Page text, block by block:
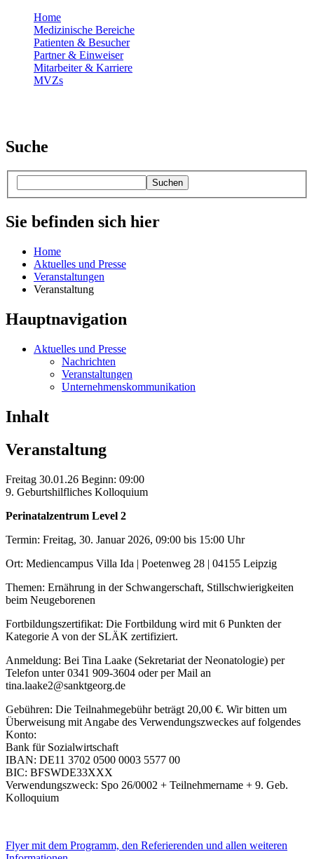
Home
Medizinische Bereiche
Patienten & Besucher
Partner & Einweiser
Mitarbeiter & Karriere
MVZs
Suche
Suchen
Sie befinden sich hier
Home
Aktuelles und Presse
Veranstaltungen
Veranstaltung
Hauptnavigation
Aktuelles und Presse
Nachrichten
Veranstaltungen
Unternehmenskommunikation
Inhalt
Veranstaltung
Freitag 30.01.26 Beginn: 09:00
9. Geburtshilfliches Kolloquium
Perinatalzentrum Level 2
Termin: Freitag, 30. Januar 2026, 09:00 bis 15:00 Uhr
Ort: Mediencampus Villa Ida | Poetenweg 28 | 04155 Leipzig
Themen: Ernährung in der Schwangerschaft, Stillschwierigkeiten
beim Neugeborenen
Fortbildungszertifikat: Die Fortbildung wird mit 6 Punkten der
Kategorie A von der SLÄK zertifiziert.
Anmeldung: Bei Tina Laake (Sekretariat der Neonatologie) per
Telefon unter 0341 909-3604 oder per Mail an
tina.laake2@sanktgeorg.de
Gebühren: Die Teilnahmegebühr beträgt 20,00 €. Wir bitten um
Überweisung mit Angabe des Verwendungszweckes auf folgendes
Konto:
Bank für Sozialwirtschaft
IBAN: DE11 3702 0500 0003 5577 00
BIC: BFSWDE33XXX
Verwendungszweck: Spo 26/0002 + Teilnehmername + 9. Geb.
Kolloquium
Flyer mit dem Programm, den Referierenden und allen weiteren